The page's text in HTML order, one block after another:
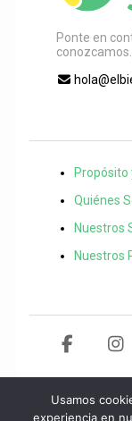
Ponte en
Propósito
Quiénes
Nuestros
Nuestros
Copyright 2021 El
Usamos
experiencia en